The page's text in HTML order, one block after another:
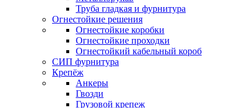
Труба гладкая и фурнитура
Огнестойкие решения
Огнестойкие коробки
Огнестойкие проходки
Огнестойкий кабельный короб
СИП фурнитура
Крепёж
Анкеры
Гвозди
Грузовой крепеж